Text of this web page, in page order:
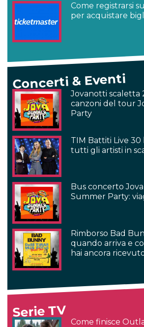
Come registrarsi
per acquistare
Concerti & Eventi
Jovanotti scaletta
canzoni del tour
Party
TIM Battiti Live 30
tutti gli artisti in
Bus concerto
Summer Party:
Rimborso Bad
quando arriva e
hai ancora
Serie TV
Come finisce